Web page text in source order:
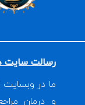
رسالت سایت
ما در وبسایت
و درمان